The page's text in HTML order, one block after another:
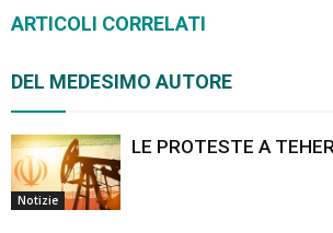
ARTICOLI CORRELATI
DEL MEDESIMO AUTORE
Notizie
LE PROTESTE A